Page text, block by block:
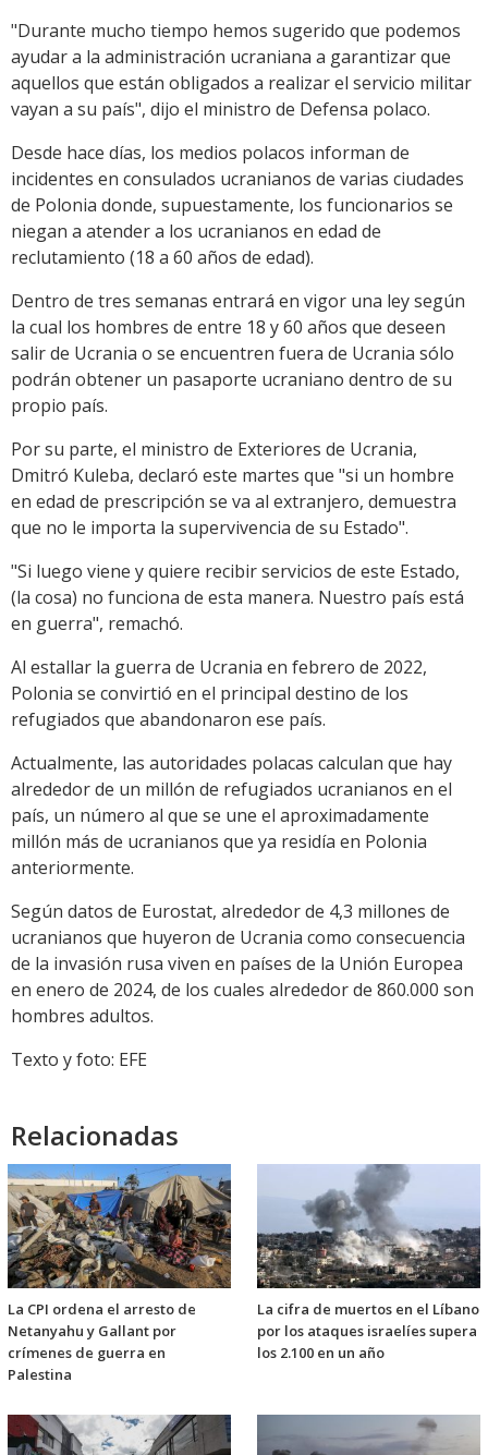
"Durante mucho tiempo hemos sugerido que podemos
ayudar a la administración ucraniana a garantizar que
aquellos que están obligados a realizar el servicio militar
vayan a su país", dijo el ministro de Defensa polaco.
Desde hace días, los medios polacos informan de
incidentes en consulados ucranianos de varias ciudades
de Polonia donde, supuestamente, los funcionarios se
niegan a atender a los ucranianos en edad de
reclutamiento (18 a 60 años de edad).
Dentro de tres semanas entrará en vigor una ley según
la cual los hombres de entre 18 y 60 años que deseen
salir de Ucrania o se encuentren fuera de Ucrania sólo
podrán obtener un pasaporte ucraniano dentro de su
propio país.
Por su parte, el ministro de Exteriores de Ucrania,
Dmitró Kuleba, declaró este martes que "si un hombre
en edad de prescripción se va al extranjero, demuestra
que no le importa la supervivencia de su Estado".
"Si luego viene y quiere recibir servicios de este Estado,
(la cosa) no funciona de esta manera. Nuestro país está
en guerra", remachó.
Al estallar la guerra de Ucrania en febrero de 2022,
Polonia se convirtió en el principal destino de los
refugiados que abandonaron ese país.
Actualmente, las autoridades polacas calculan que hay
alrededor de un millón de refugiados ucranianos en el
país, un número al que se une el aproximadamente
millón más de ucranianos que ya residía en Polonia
anteriormente.
Según datos de Eurostat, alrededor de 4,3 millones de
ucranianos que huyeron de Ucrania como consecuencia
de la invasión rusa viven en países de la Unión Europea
en enero de 2024, de los cuales alrededor de 860.000 son
hombres adultos.
Texto y foto: EFE
Relacionadas
La CPI ordena el arresto de
Netanyahu y Gallant por
crímenes de guerra en
Palestina
La cifra de muertos en el Líbano
por los ataques israelíes supera
los 2.100 en un año